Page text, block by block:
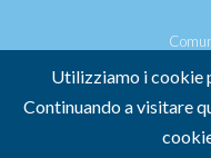
P.I.
-
Utilizziamo i cookie
Continuando a visitare